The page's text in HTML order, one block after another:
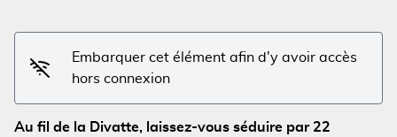
Voir l'image en plein écran
Embarquer cet élément afin d'y avoir accès
hors connexion
Au fil de la Divatte, laissez-vous séduire par 22